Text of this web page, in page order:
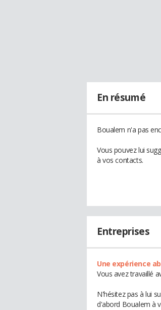
En résumé
Boualem n'a pas
Vous pouvez lui
à vos contacts.
Entreprises
Une expérience
Vous avez travaillé
N'hésitez pas à lui
d'abord Boualem à